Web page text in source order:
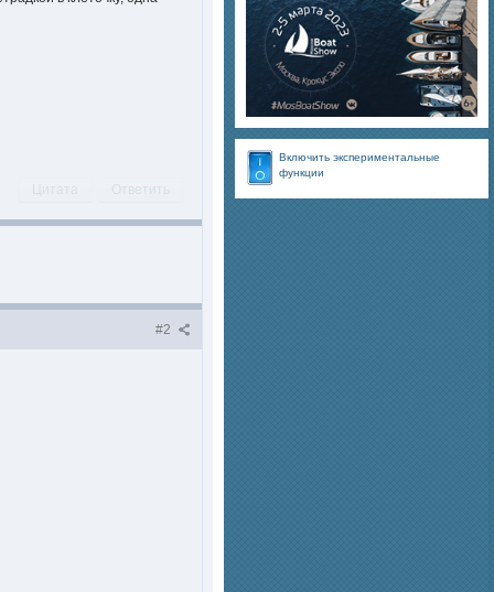
Включить экспериментальные
функции
#2